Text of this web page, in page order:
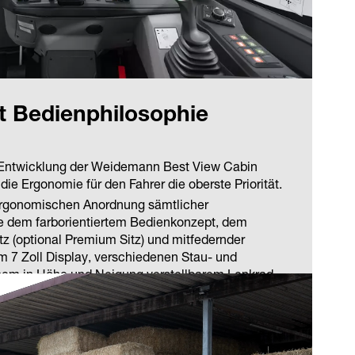
Bedienphilosophie
der Weidemann Best View Cabin
Ergonomie für den Fahrer die oberste Priorität.
Anordnung sämtlicher
dem farborientiertem Bedienkonzept, dem
(optional Premium Sitz) und mitfedernder
7 Zoll Display, verschiedenen Stau- und
in Höhe und Neigung verstellbarem Lenkrad.